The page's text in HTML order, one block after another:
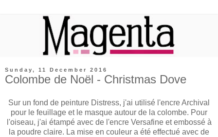
Sunday, 11 December 2016
Colombe de Noël - Christmas Dove
Sur un fond de peinture Distress, j'ai utilisé l'encre Archival
pour le feuillage et le masque autour de la colombe. Pour
l'oiseau, j'ai étampé avec de l'encre Versafine et embossé à
la poudre claire. La mise en couleur a été effectué avec de